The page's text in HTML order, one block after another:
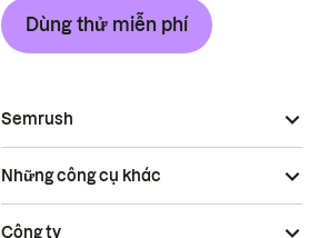
Dùng thử miễn phí
Semrush
Những công cụ khác
Công ty